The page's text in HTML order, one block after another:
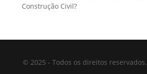
Construção Civil?
© 2025 - Todos os direitos reservados.